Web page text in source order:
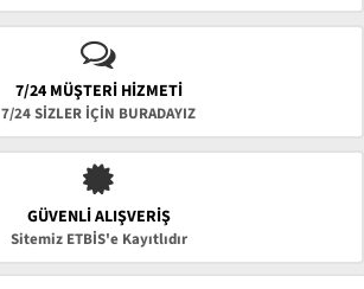
7/24 MÜŞTERİ HİZMETİ
7/24 SİZLER İÇİN BURADAYIZ
GÜVENLI ALIŞVERIŞ
Sitemiz ETBİS'e Kayıtlıdır